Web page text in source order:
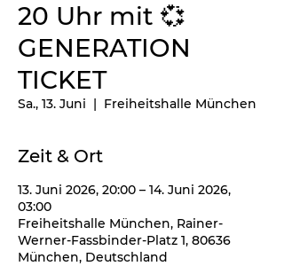
20 Uhr mit 💞
GENERATION
TICKET
Sa., 13. Juni
  |
Freiheitshalle München
Zeit & Ort
13. Juni 2026, 20:00 – 14. Juni 2026,
03:00
Freiheitshalle München, Rainer-
Werner-Fassbinder-Platz 1, 80636
München, Deutschland